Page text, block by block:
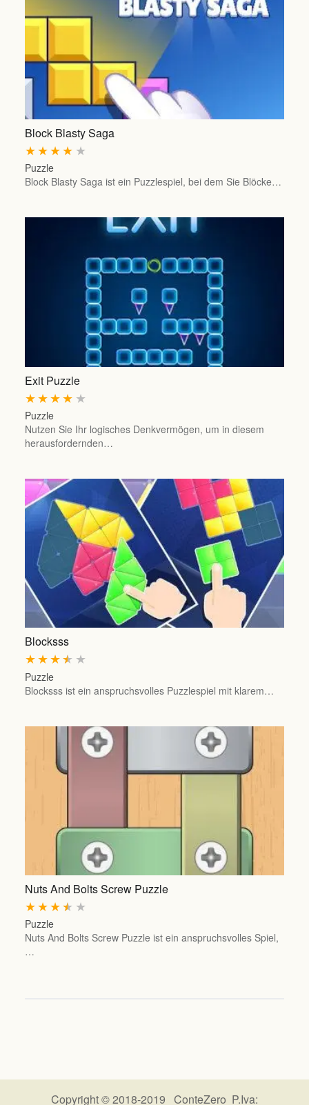
Block Blasty Saga
★
★
★
★
★
Puzzle
Block Blasty Saga ist ein Puzzlespiel, bei dem Sie Blöcke…
Exit Puzzle
★
★
★
★
★
Puzzle
Nutzen Sie Ihr logisches Denkvermögen, um in diesem
herausfordernden…
Blocksss
★
★
★
★
★
Puzzle
Blocksss ist ein anspruchsvolles Puzzlespiel mit klarem…
Nuts And Bolts Screw Puzzle
★
★
★
★
★
Puzzle
Nuts And Bolts Screw Puzzle ist ein anspruchsvolles Spiel,
…
Copyright © 2018-2019 ConteZero P.Iva: